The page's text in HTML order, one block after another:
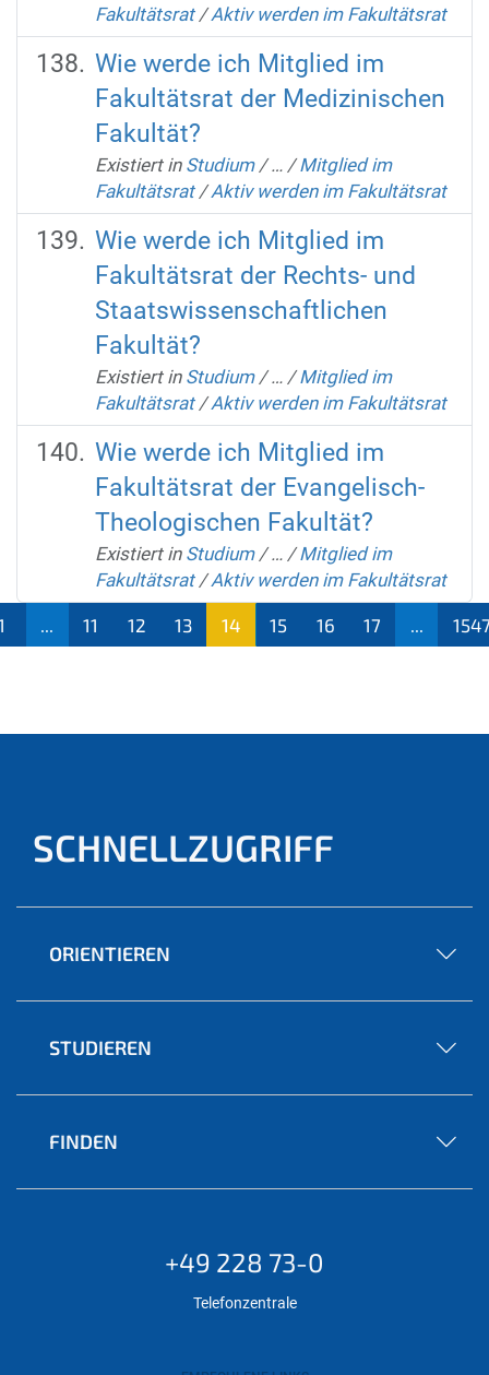
Fakultätsrat /Aktiv werden im Fakultätsrat
Wie werde ich Mitglied im
Fakultätsrat der Medizinischen
Fakultät?
Existiert in Studium /… /Mitglied im
Fakultätsrat /Aktiv werden im Fakultätsrat
Wie werde ich Mitglied im
Fakultätsrat der Rechts- und
Staatswissenschaftlichen
Fakultät?
Existiert in Studium /… /Mitglied im
Fakultätsrat /Aktiv werden im Fakultätsrat
Wie werde ich Mitglied im
Fakultätsrat der Evangelisch-
Theologischen Fakultät?
Existiert in Studium /… /Mitglied im
Fakultätsrat /Aktiv werden im Fakultätsrat
11 12 13
14
15 16 17
SCHNELLZUGRIFF
ORIENTIEREN
STUDIEREN
FINDEN
+49 228 73-0
Telefonzentrale